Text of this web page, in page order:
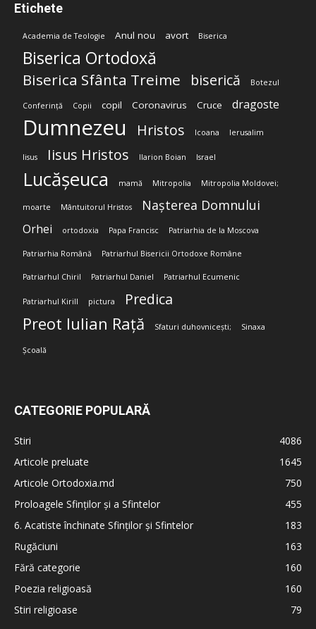
Etichete
Academia de Teologie Anul nou avort Biserica
Biserica Ortodoxă
Biserica Sfânta Treime biserică Botezul
Conferință Copii copil Coronavirus Cruce dragoste
Dumnezeu Hristos Icoana Ierusalim
Iisus Iisus Hristos Ilarion Boian Israel
Lucășeuca mamă Mitropolia Mitropolia Moldovei;
moarte Mântuitorul Hristos Nașterea Domnului
Orhei ortodoxia Papa Francisc Patriarhia de la Moscova
Patriarhia Română Patriarhul Bisericii Ortodoxe Române
Patriarhul Chiril Patriarhul Daniel Patriarhul Ecumenic
Patriarhul Kirill pictura Predica
Preot Iulian Rață Sfaturi duhovnicești; Sinaxa
Școală
CATEGORIE POPULARĂ
Stiri
4086
Articole preluate
1645
Articole Ortodoxia.md
750
Proloagele Sfinților și a Sfintelor
455
6. Acatiste închinate Sfinților și Sfintelor
183
Rugăciuni
163
Fără categorie
160
Poezia religioasă
160
Stiri religioase
79